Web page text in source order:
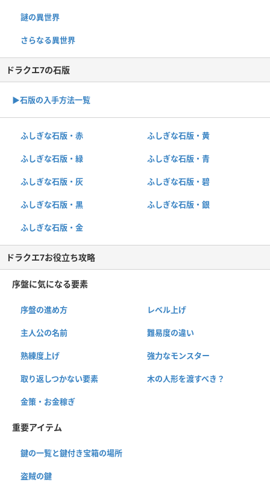
謎の異世界
さらなる異世界
ドラクエ7の石版
▶︎石版の入手方法一覧
ふしぎな石版・赤 ふしぎな石版・黄
ふしぎな石版・緑 ふしぎな石版・青
ふしぎな石版・灰 ふしぎな石版・碧
ふしぎな石版・黒 ふしぎな石版・銀
ふしぎな石版・金
ドラクエ7お役立ち攻略
序盤に気になる要素
序盤の進め方 レベル上げ
主人公の名前 難易度の違い
熟練度上げ 強力なモンスター
取り返しつかない要素 木の人形を渡すべき？
金策・お金稼ぎ
重要アイテム
鍵の一覧と鍵付き宝箱の場所
盗賊の鍵